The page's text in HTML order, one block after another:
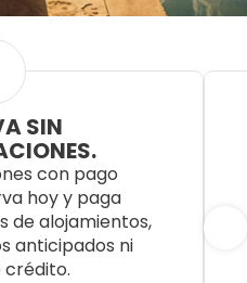
SIN
con pago
hoy y paga
de alojamientos,
anticipados ni